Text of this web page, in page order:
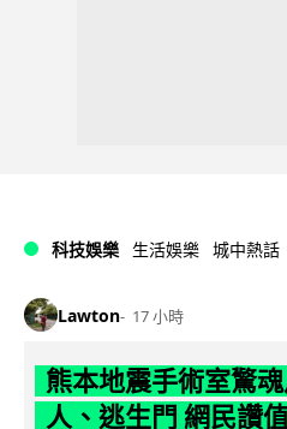
科技娛樂 生活娛樂 城中熱話
Lawton 17 小時
熊本地震手術室驚
人、逃生門 網民讚